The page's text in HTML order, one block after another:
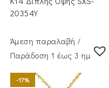
20354Y
Άμεση παραλαβή /
Παράδoση 1 έως 3 ημέρες
-17%